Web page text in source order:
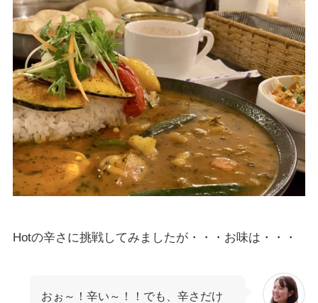
Hotの辛さに挑戦してみましたが・・・お味は・・・
おぉ～！辛い～！！でも、辛さだけ